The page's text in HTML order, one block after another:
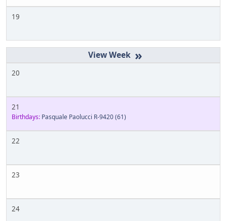
19
»
20
21
Birthdays: Pasquale Paolucci R-9420(61)
22
23
24